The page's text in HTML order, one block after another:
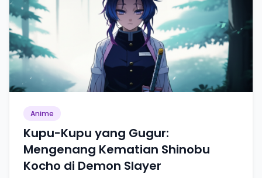
Anime
Kupu-Kupu yang Gugur:
Mengenang Kematian Shinobu
Kocho di Demon Slayer